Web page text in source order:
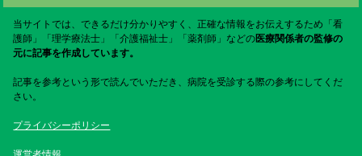
当サイトでは、できるだけ分かりやすく、正確な情報をお伝えするため「看
護師」「理学療法士」「介護福祉士」「薬剤師」などの医療関係者の監修の
元に記事を作成しています。
記事を参考という形で読んでいただき、病院を受診する際の参考にしてくだ
さい。
プライバシーポリシー